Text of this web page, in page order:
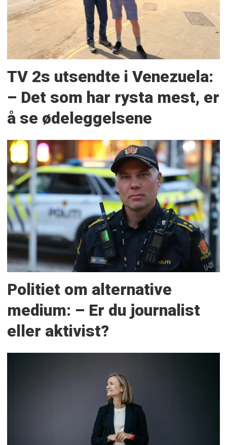
TV 2s utsendte i Venezuela:
– Det som har rysta mest, er
å se ødeleggelsene
Politiet om alternative
medium: – Er du journalist
eller aktivist?